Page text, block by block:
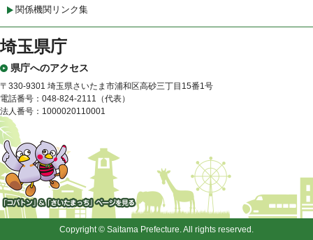
関係機関リンク集
埼玉県庁
県庁へのアクセス
〒330-9301 埼玉県さいたま市浦和区高砂三丁目15番1号
電話番号：048-824-2111（代表）
法人番号：1000020110001
「コバトン」&「さいたまっ
Copyright © Saitama Prefecture. All rights reserved.